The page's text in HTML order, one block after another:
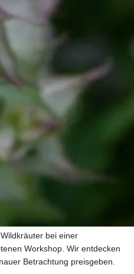
in die Welt unserer wilden
Gänse, Katze, Nachtigall und
Pflanzen? In Märchen und
Namen gekommen sind. Auch
Kräften.
Kann ich
in der Butter genau so
Welche Inhaltsstoffe
zu Nutzen machen?
bei einer
Workshop. Wir entdecken
Betrachtung preisgeben.